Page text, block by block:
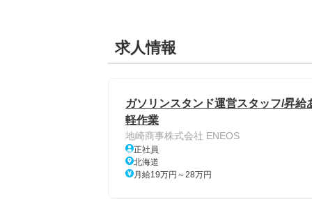
求人情報
ガソリンスタンド運営スタッフ/昇
軽作業
地崎商事株式会社 ENEOS
正社員
北海道
月給19万円～28万円